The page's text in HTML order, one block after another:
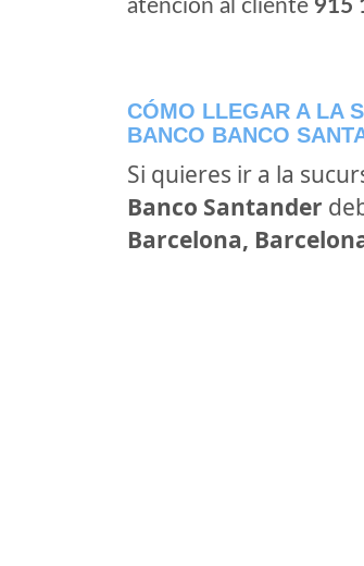
atención al cliente 915
CÓMO LLEGAR A LA
BANCO BANCO
Si quieres ir a la
Banco Santander
Barcelona,